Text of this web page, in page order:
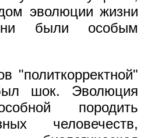
эволюции жизни
были особым
"политкорректной"
шок. Эволюция
породить
человечеств,